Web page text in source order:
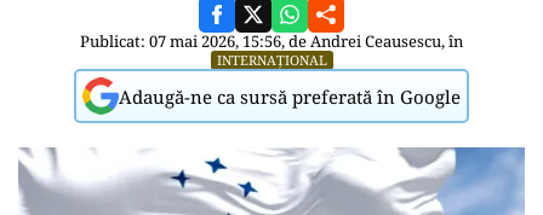
Publicat: 07 mai 2026, 15:56, deAndrei Ceausescu, în
INTERNAȚIONAL
Adaugă-ne ca sursă preferată în Google